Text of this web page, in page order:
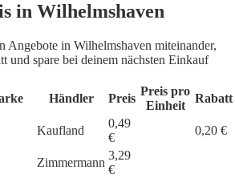
in Wilhelmshaven
Angebote in Wilhelmshaven miteinander,
und spare bei deinem nächsten Einkauf
Händler Preis
Preis pro
Einheit
Rabatt
Kaufland
0,49
€
0,20 €
Zimmermann
3,29
€